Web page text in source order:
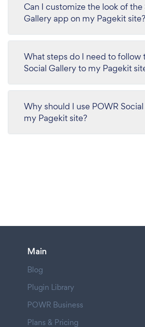
Can I customize the look of the
Gallery app on my Pagekit site?
What steps do I need to follow
Social Gallery to my Pagekit
Why should I use POWR
my Pagekit site?
Main
Blog
Plugin Library
POWR Business
Plans & Pricing